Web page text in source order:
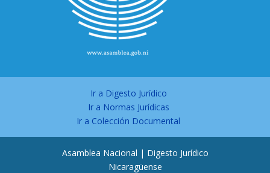
Ir a Digesto Jurídico
Ir a Normas Jurídicas
Ir a Colección Documental
Asamblea Nacional | Digesto Jurídico
Nicaragüense